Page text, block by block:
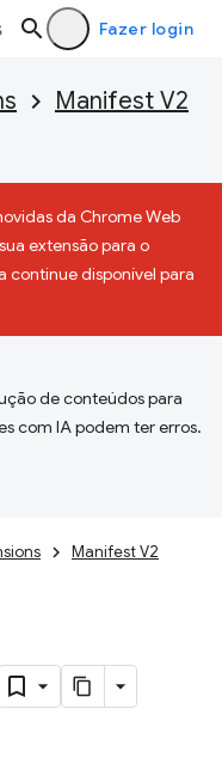
Fazer login
Manifest V2
da Chrome Web
extensão para o
continue disponível para
de conteúdos para
com IA podem ter erros.
Manifest V2